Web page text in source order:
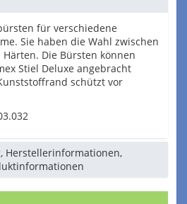
für verschiedene
Sie haben die Wahl zwischen
Die Bürsten können
Stiel Deluxe angebracht
schützt vor
Herstellerinformationen,